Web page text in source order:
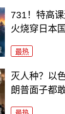
731！特高
火烧穿日本
最热
灭人种？以
朗普面子都敢